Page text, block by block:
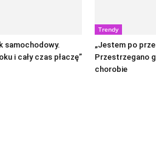
samochodowy.
i cały czas płaczę”
Trendy
„Jestem po
Przestrzegano
chorobie